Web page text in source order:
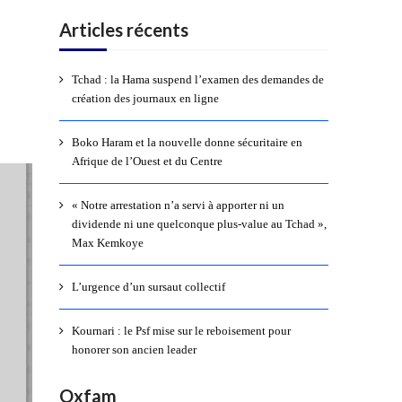
Articles récents
Tchad : la Hama suspend l’examen des demandes de
création des journaux en ligne
Boko Haram et la nouvelle donne sécuritaire en
Afrique de l’Ouest et du Centre
« Notre arrestation n’a servi à apporter ni un
dividende ni une quelconque plus-value au Tchad »,
Max Kemkoye
L’urgence d’un sursaut collectif
Kournari : le Psf mise sur le reboisement pour
honorer son ancien leader
Oxfam